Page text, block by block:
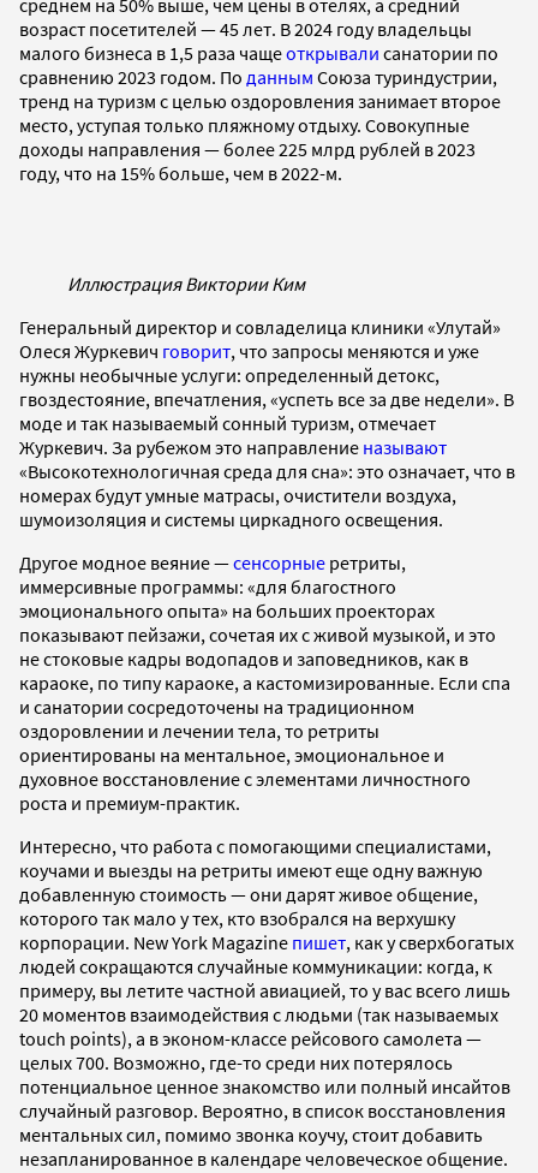
среднем на 50% выше, чем цены в отелях, а средний
возраст посетителей — 45 лет. В 2024 году владельцы
малого бизнеса в 1,5 раза чащеоткрывали санатории по
сравнению 2023 годом. По данным Союза туриндустрии,
тренд на туризм с целью оздоровления занимает второе
место, уступая только пляжному отдыху. Совокупные
доходы направления — более 225 млрд рублей в 2023
году, что на 15% больше, чем в 2022-м.
Иллюстрация Виктории Ким
Генеральный директор и совладелица клиники «Улутай»
Олеся Журкевич говорит, что запросы меняются и уже
нужны необычные услуги: определенный детокс,
гвоздестояние, впечатления, «успеть все за две недели». В
моде и так называемый сонный туризм, отмечает
Журкевич. За рубежом это направление называют
«Высокотехнологичная среда для сна»: это означает, что в
номерах будут умные матрасы, очистители воздуха,
шумоизоляция и системы циркадного освещения.
Другое модное веяние —сенсорные ретриты,
иммерсивные программы: «для благостного
эмоционального опыта» на больших проекторах
показывают пейзажи, сочетая их с живой музыкой, и это
не стоковые кадры водопадов и заповедников, как в
караоке, по типу караоке, а кастомизированные. Если спа
и санатории сосредоточены на традиционном
оздоровлении и лечении тела, то ретриты
ориентированы на ментальное, эмоциональное и
духовное восстановление с элементами личностного
роста и премиум-практик.
Интересно, что работа с помогающими специалистами,
коучами и выезды на ретриты имеют еще одну важную
добавленную стоимость — они дарят живое общение,
которого так мало у тех, кто взобрался на верхушку
корпорации. New York Magazine пишет, как у сверхбогатых
людей сокращаются случайные коммуникации: когда, к
примеру, вы летите частной авиацией, то у вас всего лишь
20 моментов взаимодействия с людьми (так называемых
touch points), а в эконом-классе рейсового самолета —
целых 700. Возможно, где-то среди них потерялось
потенциальное ценное знакомство или полный инсайтов
случайный разговор. Вероятно, в список восстановления
ментальных сил, помимо звонка коучу, стоит добавить
незапланированное в календаре человеческое общение.